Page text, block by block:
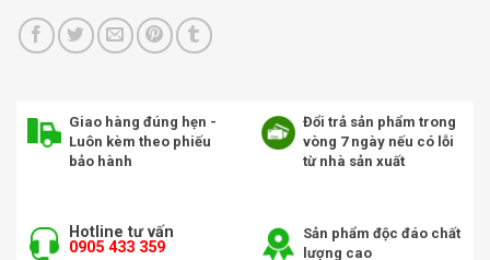
Giao hàng đúng hẹn -
Luôn kèm theo phiếu
bảo hành
Đổi trả sản phẩm trong
vòng 7 ngày nếu có lỗi
từ nhà sản xuất
Hotline tư vấn
0905 433 359
Sản phẩm độc đáo chất
lượng cao